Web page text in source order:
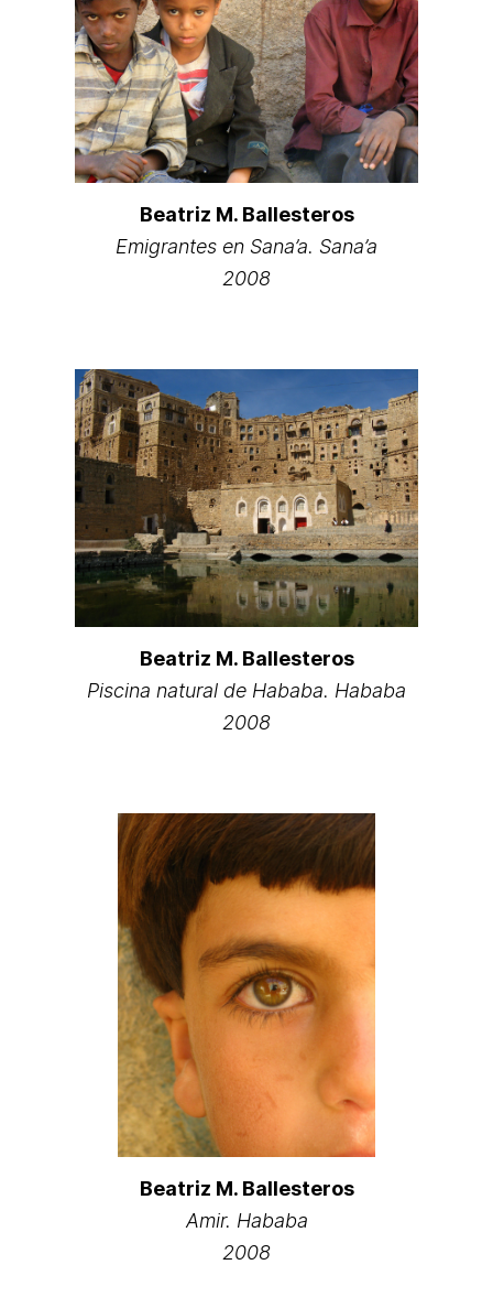
Beatriz M. Ballesteros
Emigrantes en Sana’a. Sana’a
2008
Beatriz M. Ballesteros
Piscina natural de Hababa. Hababa
2008
Beatriz M. Ballesteros
Amir. Hababa
2008